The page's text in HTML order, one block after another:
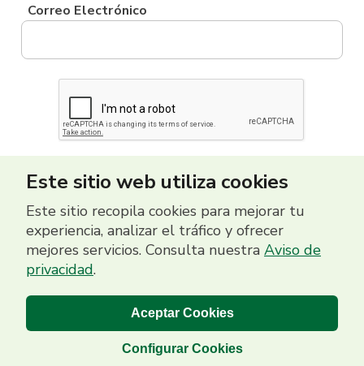
Correo Electrónico
Banco Promerica 2026 | Grupo Promerica
Este sitio web utiliza cookies
Este sitio recopila cookies para mejorar tu
experiencia, analizar el tráfico y ofrecer
mejores servicios. Consulta nuestra Aviso de
privacidad.
Aceptar Cookies
Configurar Cookies